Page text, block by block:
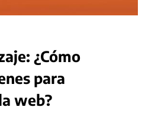
¿Cómo
para
web?